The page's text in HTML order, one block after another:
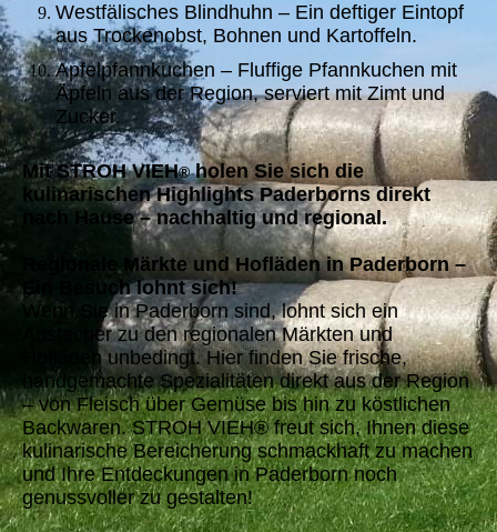
Westfälisches Blindhuhn – Ein deftiger Eintopf
aus Trockenobst, Bohnen und Kartoffeln.
Apfelpfannkuchen – Fluffige Pfannkuchen mit
Äpfeln aus der Region, serviert mit Zimt und
Zucker.
Mit STROH VIEH®holen Sie sich die
kulinarischen Highlights Paderborns direkt
nach Hause – nachhaltig und regional.
Regionale Märkte und Hofläden in Paderborn –
Ein Besuch lohnt sich!
Wenn Sie in Paderborn sind, lohnt sich ein
Abstecher zu den regionalen Märkten und
Hofläden unbedingt. Hier finden Sie frische,
handgemachte Spezialitäten direkt aus der Region
– von Fleisch über Gemüse bis hin zu köstlichen
Backwaren. STROH VIEH® freut sich, Ihnen diese
kulinarische Bereicherung schmackhaft zu machen
und Ihre Entdeckungen in Paderborn noch
genussvoller zu gestalten!